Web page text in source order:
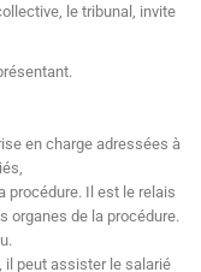
le tribunal, invite
en charge adressées à
procédure. Il est le relais
organes de la procédure.
il peut assister le salarié